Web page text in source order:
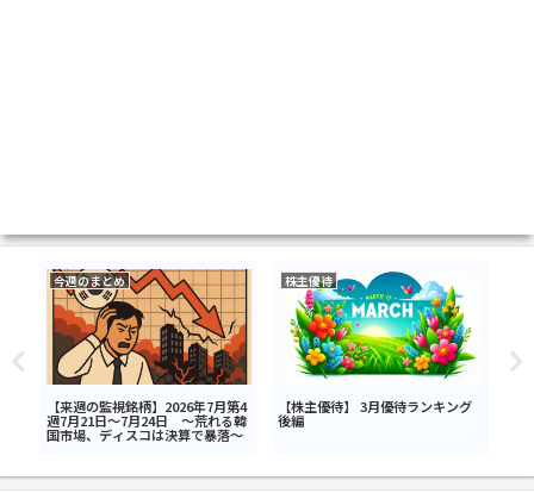
今週のまとめ
【来週の監視銘柄】2026年7月第4
週7月21日～7月24日 ～荒れる韓
国市場、ディスコは決算で暴落～
株主優待
【株主優待】 3月優待ランキング
後編